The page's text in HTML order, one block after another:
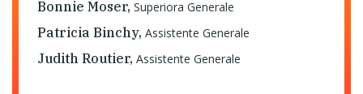
Bonnie Moser, Superiora Generale
Patricia Binchy, Assistente Generale
Judith Routier, Assistente Generale